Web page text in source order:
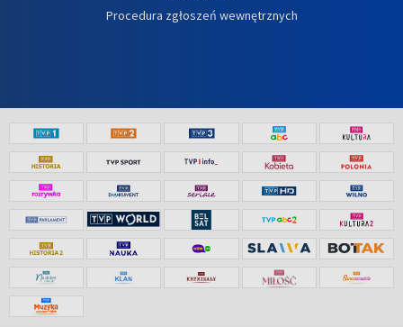
Procedura zgłoszeń wewnętrznych